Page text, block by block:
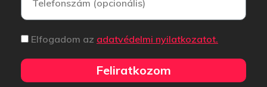
Elfogadom az adatvédelmi nyilatkozatot.
Feliratkozom